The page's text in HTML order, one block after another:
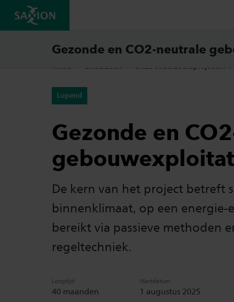
Gezonde en CO2-neutrale
Home
Onderzoek Onze onderzoeksprojecten
Lopend
Gezonde en
De kern van het project betreft
binnenklimaat, op een
bereikt via passieve methoden
regeltechniek.
Looptijd
40 maanden
Startdatum
1 augustus 2025